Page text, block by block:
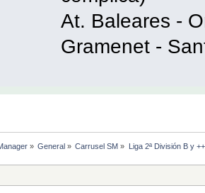
At. Baleares -
Gramenet -
» General » Carrusel SM » Liga 2ª División B y